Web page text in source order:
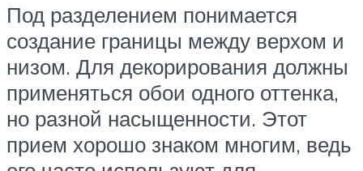
Под разделением понимается
создание границы между верхом и
низом. Для декорирования должны
применяться обои одного оттенка,
но разной насыщенности. Этот
прием хорошо знаком многим, ведь